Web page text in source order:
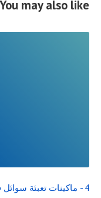
You may also like
4 - ماكينات تعبئة سوائل في عبوات و أكياس